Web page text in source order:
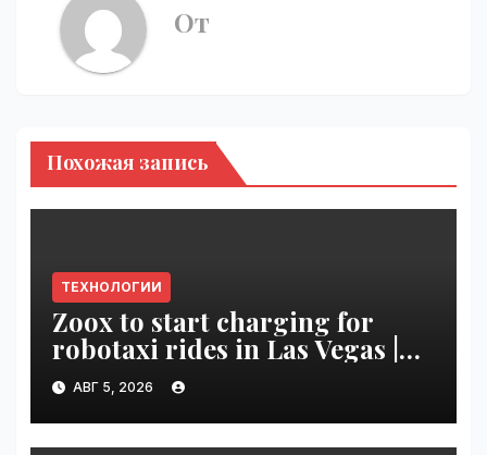
От
Похожая запись
ТЕХНОЛОГИИ
Zoox to start charging for
robotaxi rides in Las Vegas |
VseTime.ru
АВГ 5, 2026